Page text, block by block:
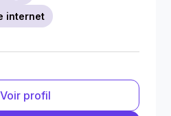
internet
Voir profil